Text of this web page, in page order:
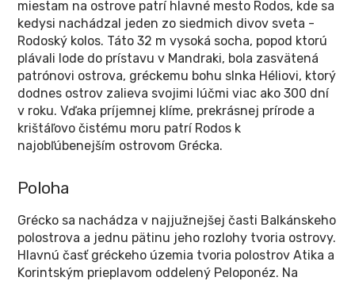
miestam na ostrove patrí hlavné mesto Rodos, kde sa
kedysi nachádzal jeden zo siedmich divov sveta -
Rodoský kolos. Táto 32 m vysoká socha, popod ktorú
plávali lode do prístavu v Mandraki, bola zasvätená
patrónovi ostrova, gréckemu bohu slnka Héliovi, ktorý
dodnes ostrov zalieva svojimi lúčmi viac ako 300 dní
v roku. Vďaka príjemnej klíme, prekrásnej prírode a
krištáľovo čistému moru patrí Rodos k
najobľúbenejším ostrovom Grécka.
Poloha
Grécko sa nachádza v najjužnejšej časti Balkánskeho
polostrova a jednu pätinu jeho rozlohy tvoria ostrovy.
Hlavnú časť gréckeho územia tvoria polostrov Atika a
Korintským prieplavom oddelený Peloponéz. Na